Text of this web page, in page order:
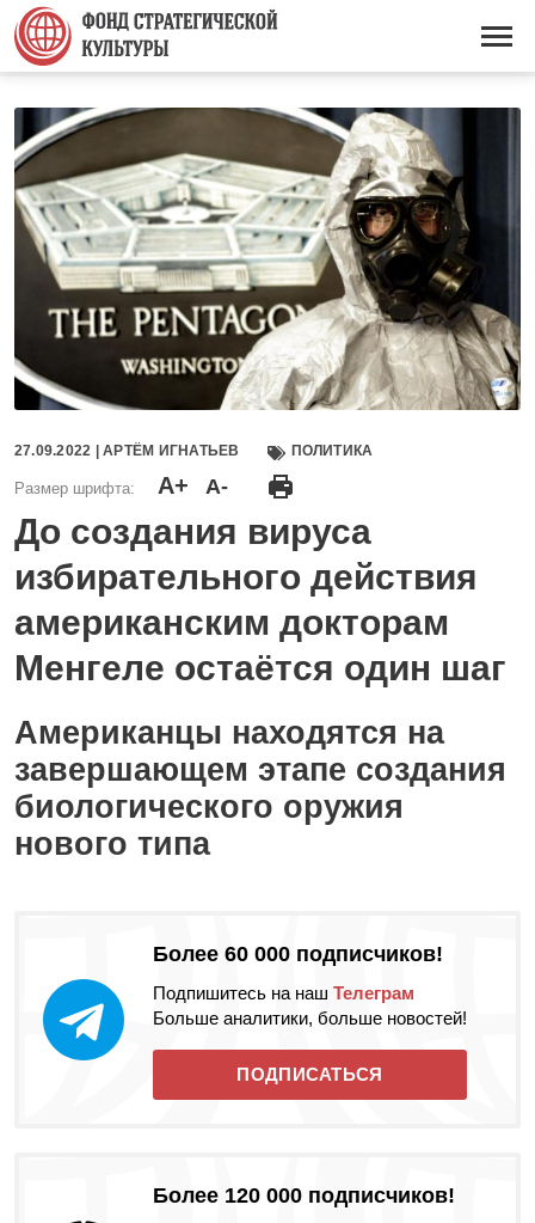
Перейти
основному
содержанию
Основная
27.09.2022 |АРТЁМ ИГНАТЬЕВ ПОЛИТИКА
Размер шрифта: A+ A-
До создания вируса
избирательного действия
американским докторам
Менгеле остаётся один шаг
Американцы находятся на
завершающем этапе создания
биологического оружия
нового типа
Более 60 000 подписчиков!
Подпишитесь на наш Телеграм
Больше аналитики, больше новостей!
ПОДПИСАТЬСЯ
Более 120 000 подписчиков!